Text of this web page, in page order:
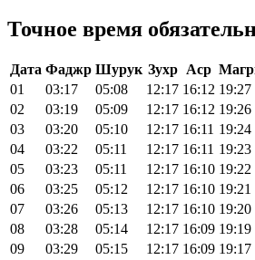
Точное время
Дата Фаджр Шурук Зухр Аср
01
03:17 05:08 12:17 16:12 19:27
02
03:19 05:09 12:17 16:12 19:26
03
03:20 05:10 12:17 16:11 19:24
04
03:22 05:11 12:17 16:11 19:23
05
03:23 05:11 12:17 16:10 19:22
06
03:25 05:12 12:17 16:10 19:21
07
03:26 05:13 12:17 16:10 19:20
08
03:28 05:14 12:17 16:09 19:19
09
03:29 05:15 12:17 16:09 19:17